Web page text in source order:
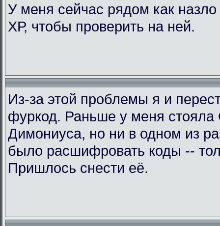
У меня сейчас рядом как
ХР, чтобы проверить на ней.
Из-за этой проблемы я и
фуркод. Раньше у меня стояла
Димониуса, но ни в одном из
было расшифровать коды --
Пришлось снести её.